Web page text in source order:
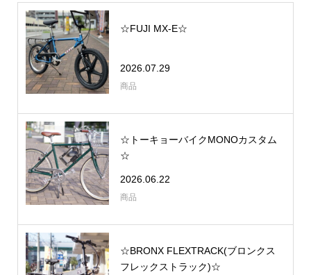
☆FUJI MX-E☆
2026.07.29
商品
☆トーキョーバイクMONOカスタム
☆
2026.06.22
商品
☆BRONX FLEXTRACK(ブロンクス
フレックストラック)☆